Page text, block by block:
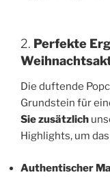
2. Perfekte
Die duftende
Grundstein für
Sie zusätzlich
Highlights, um
Authentischer